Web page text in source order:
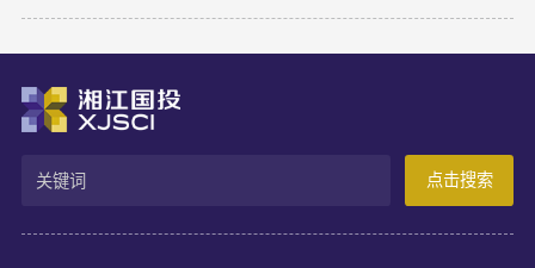
单：陈鹏程（组长）、黄海华、吴常青（业主评委）。
点击搜索